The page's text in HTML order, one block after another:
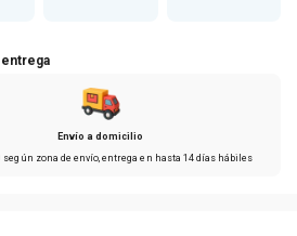
Envío a domicilio
según zona de envío, entrega en hasta 14 días hábiles